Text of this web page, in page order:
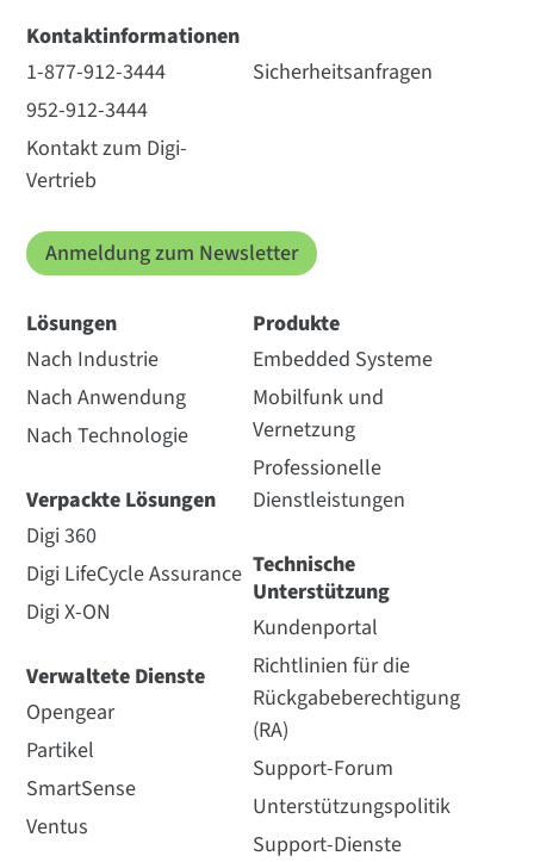
Kontaktinformationen
1-877-912-3444
952-912-3444
Kontakt zum Digi-
Vertrieb
Sicherheitsanfragen
Anmeldung zum Newsletter
Lösungen
Nach Industrie
Nach Anwendung
Nach Technologie
Verpackte Lösungen
Digi 360
Digi LifeCycle Assurance
Digi X-ON
Verwaltete Dienste
Opengear
Partikel
SmartSense
Ventus
Produkte
Embedded Systeme
Mobilfunk und
Vernetzung
Professionelle
Dienstleistungen
Technische
Unterstützung
Kundenportal
Richtlinien für die
Rückgabeberechtigung
(RA)
Support-Forum
Unterstützungspolitik
Support-Dienste